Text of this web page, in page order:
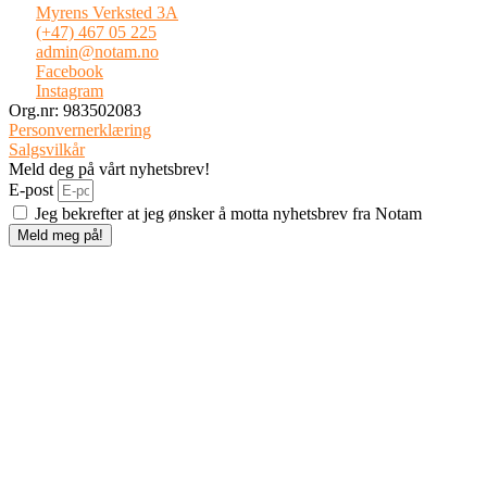
Myrens Verksted 3A
(+47) 467 05 225
admin@notam.no
Facebook
Instagram
Org.nr: 983502083
Personvernerklæring
Salgsvilkår
Meld deg på vårt nyhetsbrev!
E-post
Jeg bekrefter at jeg ønsker å motta nyhetsbrev fra Notam
Meld meg på!